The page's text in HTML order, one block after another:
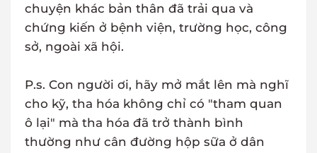
chuyện khác bản thân đã trải qua và
chứng kiến ở bệnh viện, trường học, công
sở, ngoài xã hội.
P.s. Con người ơi, hãy mở mắt lên mà nghĩ
cho kỹ, tha hóa không chỉ có "tham quan
ô lại" mà tha hóa đã trở thành bình
thường như cân đường hộp sữa ở dân